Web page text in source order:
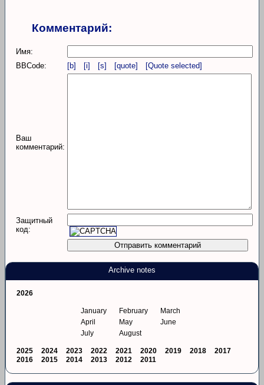
Комментарий:
Имя:
BBCode:
[b] [i] [s] [quote] [Quote selected]
Ваш
комментарий:
Защитный
код:
Archive notes
2026
January February
March
April
May
June
July
August
2025 2024 2023 2022 2021 2020 2019 2018
2017
2016
2015 2014 2013 2012 2011